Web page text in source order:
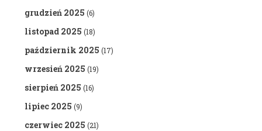
grudzień 2025 (6)
listopad 2025 (18)
październik 2025 (17)
wrzesień 2025 (19)
sierpień 2025 (16)
lipiec 2025 (9)
czerwiec 2025 (21)